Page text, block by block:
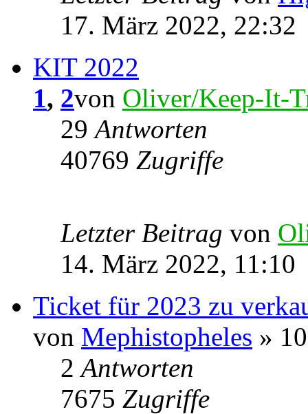
17. März 2022, 22:32
KIT 2022
1, 2von Oliver/Keep-It-
29Antworten
40769 Zugriffe
Letzter Beitrag von
14. März 2022, 11:10
Ticket für 2023 zu
von Mephistopheles »
2Antworten
7675 Zugriffe